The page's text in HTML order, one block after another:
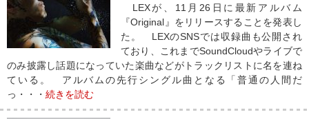
LEXが、11月26日に最新アルバム
『Original』をリリースすることを発表し
た。 LEXのSNSでは収録曲も公開され
ており、これまでSoundCloudやライブで
のみ披露し話題になっていた楽曲などがトラックリストに名を連ね
ている。 アルバムの先行シングル曲となる「普通の人間だ
っ・・・ 続きを読む